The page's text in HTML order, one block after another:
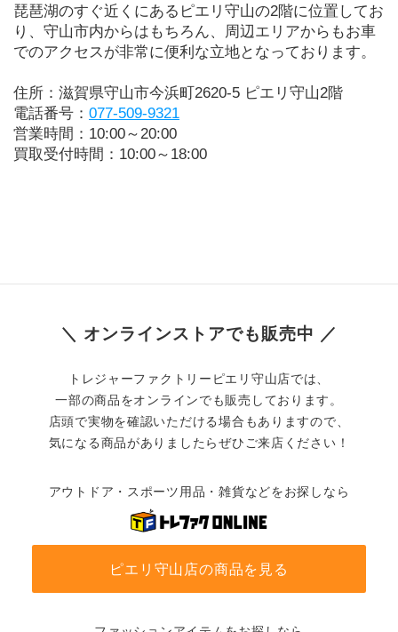
琵琶湖のすぐ近くにあるピエリ守山の2階に位置してお
り、守山市内からはもちろん、周辺エリアからもお車
でのアクセスが非常に便利な立地となっております。
住所：滋賀県守山市今浜町2620-5 ピエリ守山2階
電話番号： 077-509-9321
営業時間：10:00～20:00
買取受付時間：10:00～18:00
＼ オンラインストアでも販売中 ／
トレジャーファクトリーピエリ守山店では、
一部の商品をオンラインでも販売しております。
店頭で実物を確認いただける場合もありますので、
気になる商品がありましたらぜひご来店ください！
アウトドア・スポーツ用品・雑貨などをお探しなら
ピエリ守山店の商品を見る